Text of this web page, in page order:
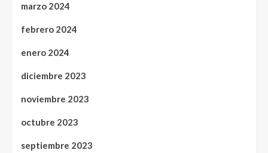
marzo 2024
febrero 2024
enero 2024
diciembre 2023
noviembre 2023
octubre 2023
septiembre 2023